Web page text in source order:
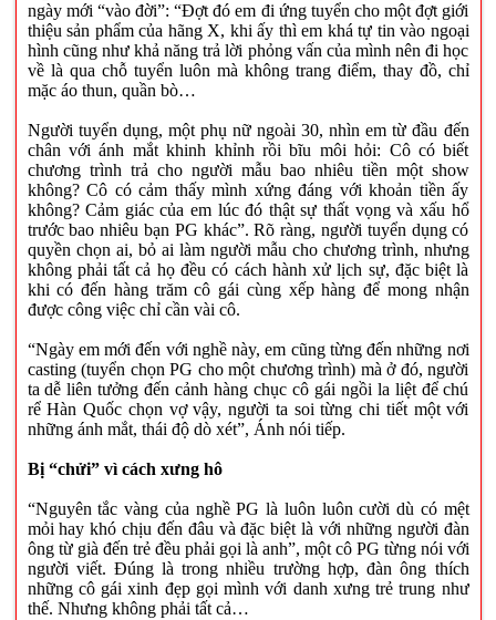
ngày mới “vào đời”: “Đợt đó em đi ứng tuyển cho một đợt giới
thiệu sản phẩm của hãng X, khi ấy thì em khá tự tin vào ngoại
hình cũng như khả năng trả lời phỏng vấn của mình nên đi học
về là qua chỗ tuyển luôn mà không trang điểm, thay đồ, chỉ
mặc áo thun, quần bò…
Người tuyển dụng, một phụ nữ ngoài 30, nhìn em từ đầu đến
chân với ánh mắt khinh khỉnh rồi bĩu môi hỏi: Cô có biết
chương trình trả cho người mẫu bao nhiêu tiền một show
không? Cô có cảm thấy mình xứng đáng với khoản tiền ấy
không? Cảm giác của em lúc đó thật sự thất vọng và xấu hổ
trước bao nhiêu bạn PG khác”. Rõ ràng, người tuyển dụng có
quyền chọn ai, bỏ ai làm người mẫu cho chương trình, nhưng
không phải tất cả họ đều có cách hành xử lịch sự, đặc biệt là
khi có đến hàng trăm cô gái cùng xếp hàng để mong nhận
được công việc chỉ cần vài cô.
“Ngày em mới đến với nghề này, em cũng từng đến những nơi
casting (tuyển chọn PG cho một chương trình) mà ở đó, người
ta dễ liên tưởng đến cảnh hàng chục cô gái ngồi la liệt để chú
rể Hàn Quốc chọn vợ vậy, người ta soi từng chi tiết một với
những ánh mắt, thái độ dò xét”, Ánh nói tiếp.
Bị “chửi” vì cách xưng hô
“Nguyên tắc vàng của nghề PG là luôn luôn cười dù có mệt
mỏi hay khó chịu đến đâu và đặc biệt là với những người đàn
ông từ già đến trẻ đều phải gọi là anh”, một cô PG từng nói với
người viết. Đúng là trong nhiều trường hợp, đàn ông thích
những cô gái xinh đẹp gọi mình với danh xưng trẻ trung như
thế. Nhưng không phải tất cả…